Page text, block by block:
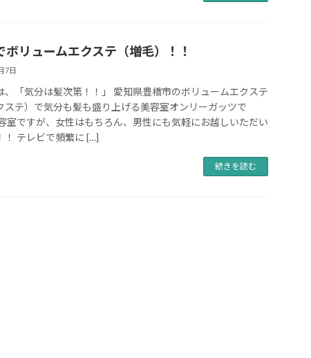
ボリュームエクステ（増毛）！！
7日
、「気分は髪次第！！」 愛知県豊橋市のボリュームエクステ
ステ）で気分も髪も盛り上げる美容室オンリーガッツで
室ですが、女性はもちろん、男性にも気軽にお越しいただい
！ テレビで頻繁に […]
続きを読む